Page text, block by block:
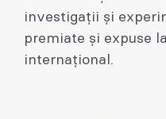
investigații și
premiate și expuse
internațional.